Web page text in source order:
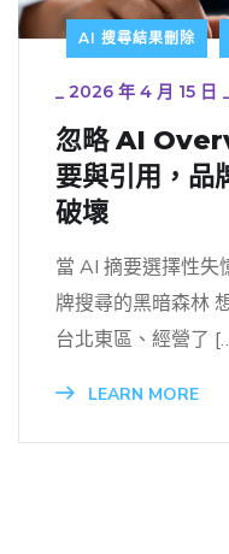
AI 搜尋結果刪除
_ 2026 年 4 月 15 日
忽略 AI
要與引用，品
破壞
當 AI 摘要選擇性失
牌搜尋的黑暗森林
台北東區、經營了
LEARN MORE